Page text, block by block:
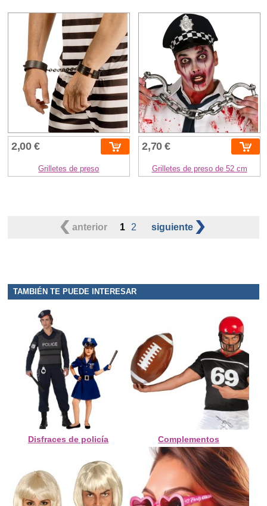
2,00 €
Grilletes de preso
2,70 €
Grilletes de preso de 52 cm
anterior 1 2 siguiente
TAMBIÉN TE PUEDE INTERESAR
Disfraces de policía Complementos